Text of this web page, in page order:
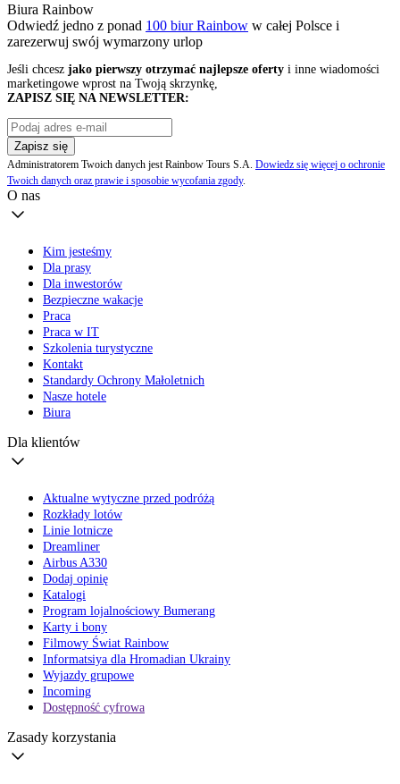
Biura Rainbow
Odwiedź jedno z ponad 100 biur Rainbow w całej Polsce i
zarezerwuj swój wymarzony urlop
Jeśli chcesz jako pierwszy otrzymać najlepsze oferty i inne wiadomości
marketingowe wprost na Twoją skrzynkę,
ZAPISZ SIĘ NA NEWSLETTER:
Zapisz się
Administratorem Twoich danych jest Rainbow Tours S.A. Dowiedz się więcej o ochronie
Twoich danych oraz prawie i sposobie wycofania zgody.
O nas
Kim jesteśmy
Dla prasy
Dla inwestorów
Bezpieczne wakacje
Praca
Praca w IT
Szkolenia turystyczne
Kontakt
Standardy Ochrony Małoletnich
Nasze hotele
Biura
Dla klientów
Aktualne wytyczne przed podróżą
Rozkłady lotów
Linie lotnicze
Dreamliner
Airbus A330
Dodaj opinię
Katalogi
Program lojalnościowy Bumerang
Karty i bony
Filmowy Świat Rainbow
Informatsiya dla Hromadian Ukrainy
Wyjazdy grupowe
Incoming
Dostępność cyfrowa
Zasady korzystania